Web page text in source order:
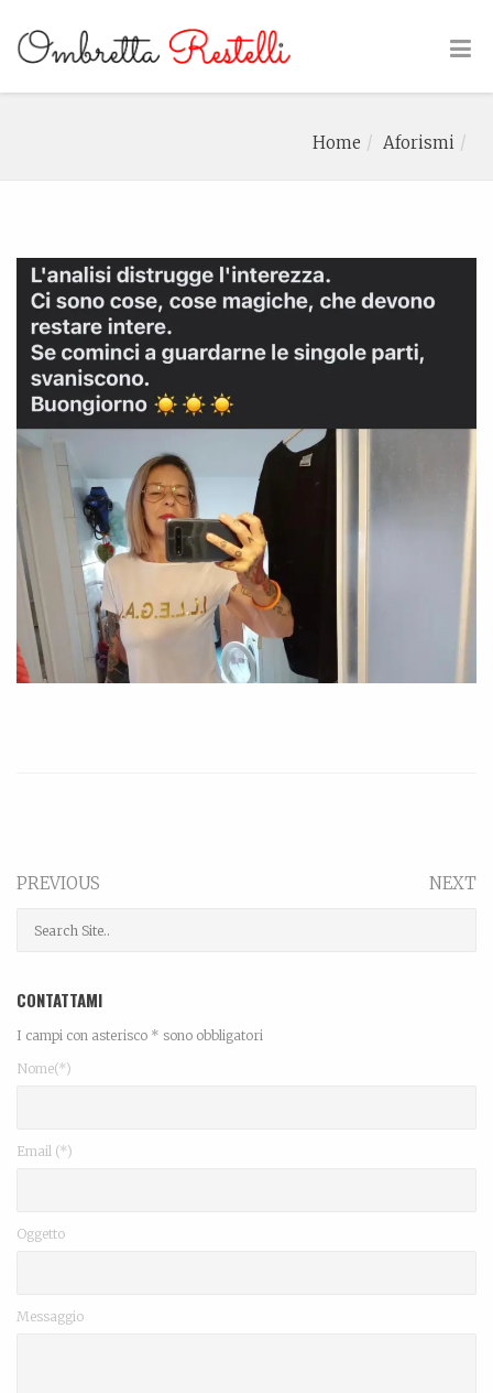
Home Aforismi
PREVIOUS NEXT
CONTATTAMI
I campi con asterisco * sono obbligatori
Nome(*)
Email (*)
Oggetto
Messaggio